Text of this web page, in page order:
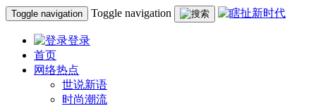
Toggle navigation Toggle navigation
登录
首页
网络热点
世说新语
时尚潮流